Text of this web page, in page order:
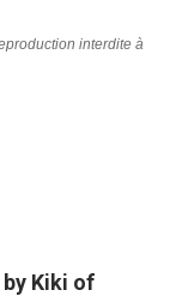
interdite à
Kiki of